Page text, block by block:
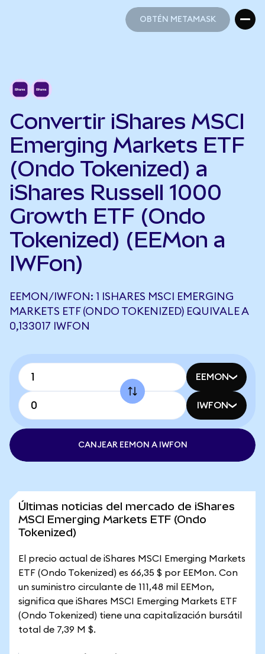
OBTÉN METAMASK
Convertir iShares MSCI
Emerging Markets ETF
(Ondo Tokenized) a
iShares Russell 1000
Growth ETF (Ondo
Tokenized) (EEMon a
IWFon)
EEMON/IWFON: 1 ISHARES MSCI EMERGING
MARKETS ETF (ONDO TOKENIZED) EQUIVALE A
0,133017 IWFON
EEMON
IWFON
CANJEAR EEMON A IWFON
Últimas noticias del mercado de iShares
MSCI Emerging Markets ETF (Ondo
Tokenized)
El precio actual de iShares MSCI Emerging Markets
ETF (Ondo Tokenized) es 66,35 $ por EEMon. Con
un suministro circulante de 111,48 mil EEMon,
significa que iShares MSCI Emerging Markets ETF
(Ondo Tokenized) tiene una capitalización bursátil
total de 7,39 M $.